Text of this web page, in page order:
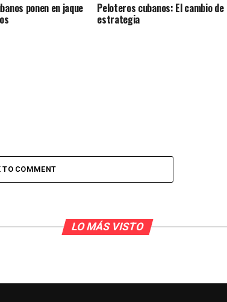
ponen en jaque Peloteros cubanos: El cambio de
estrategia
TO COMMENT
LO MÁS VISTO